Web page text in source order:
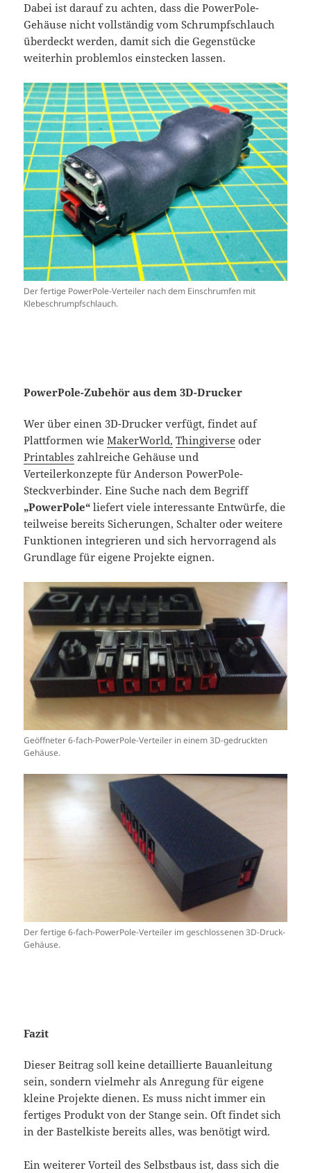
Dabei ist darauf zu achten, dass die PowerPole-
Gehäuse nicht vollständig vom Schrumpfschlauch
überdeckt werden, damit sich die Gegenstücke
weiterhin problemlos einstecken lassen.
Der fertige PowerPole-Verteiler nach dem Einschrumfen mit
Klebeschrumpfschlauch.
PowerPole-Zubehör aus dem 3D-Drucker
Wer über einen 3D-Drucker verfügt, findet auf
Plattformen wieMakerWorld, Thingiverse oder
Printables zahlreiche Gehäuse und
Verteilerkonzepte für Anderson PowerPole-
Steckverbinder. Eine Suche nach dem Begriff
„PowerPole“ liefert viele interessante Entwürfe, die
teilweise bereits Sicherungen, Schalter oder weitere
Funktionen integrieren und sich hervorragend als
Grundlage für eigene Projekte eignen.
Geöffneter 6-fach-PowerPole-Verteiler in einem 3D-gedruckten
Gehäuse.
Der fertige 6-fach-PowerPole-Verteiler im geschlossenen 3D-Druck-
Gehäuse.
Fazit
Dieser Beitrag soll keine detaillierte Bauanleitung
sein, sondern vielmehr als Anregung für eigene
kleine Projekte dienen. Es muss nicht immer ein
fertiges Produkt von der Stange sein. Oft findet sich
in der Bastelkiste bereits alles, was benötigt wird.
Ein weiterer Vorteil des Selbstbaus ist, dass sich die